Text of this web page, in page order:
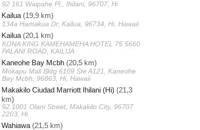
92 161 Waipahe Pl., Ihilani, 96707, Hi
Kailua (19,9 km)
134a Hamakua Dr, Kailua, 96734, Hi, Hawaii
Kailua (20,1 km)
KONA KING KAMEHAMEHA HOTEL 75 5660
PALANI ROAD, KAILUA
Kaneohe Bay Mcbh (20,5 km)
Mokapu Mall Bldg 6109 Ste A121, Kaneohe
Bay Mcbh, 96863, Hi, Hawaii
Makakilo Ciudad Marriott Ihilani (Hi) (21,3
km)
92 1001 Olani Street, Makakilo City, 96707
2203, Hi
Wahiawa (21,5 km)